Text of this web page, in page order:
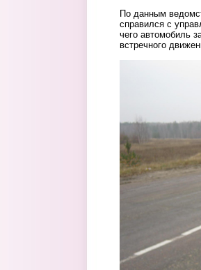
По данным
справился с
чего автомобиль
встречного